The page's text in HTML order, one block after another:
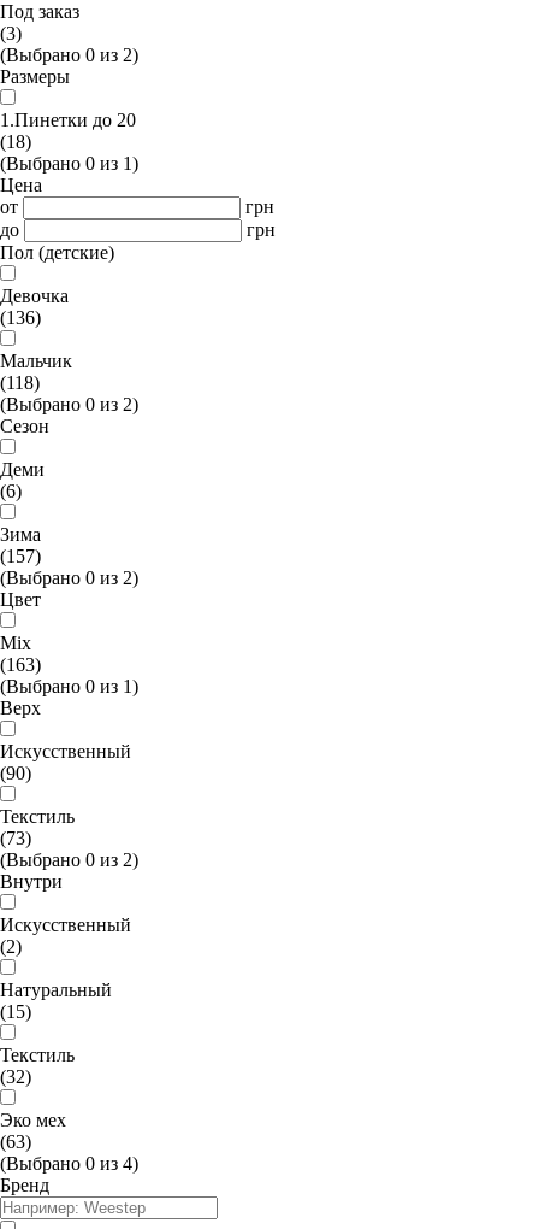
Под заказ
(3)
(Выбрано 0 из 2)
Размеры
1.Пинетки до 20
(18)
(Выбрано 0 из 1)
Цена
от
грн
до
грн
Пол (детские)
Девочка
(136)
Мальчик
(118)
(Выбрано 0 из 2)
Сезон
Деми
(6)
Зима
(157)
(Выбрано 0 из 2)
Цвет
Mix
(163)
(Выбрано 0 из 1)
Верх
Искусственный
(90)
Текстиль
(73)
(Выбрано 0 из 2)
Внутри
Искусственный
(2)
Натуральный
(15)
Текстиль
(32)
Эко мех
(63)
(Выбрано 0 из 4)
Бренд